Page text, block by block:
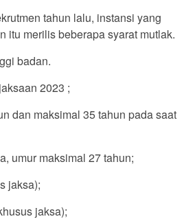
tahun lalu, instansi yang
itu merilis beberapa syarat mutlak.
badan.
2023 ;
dan maksimal 35 tahun pada saat
umur maksimal 27 tahun;
jaksa);
jaksa);